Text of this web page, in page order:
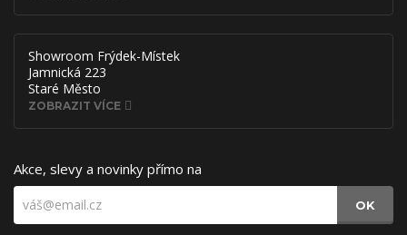
Showroom Frýdek-Místek
Jamnická 223
Staré Město
ZOBRAZIT VÍCE
Akce, slevy a novinky přímo na
OK